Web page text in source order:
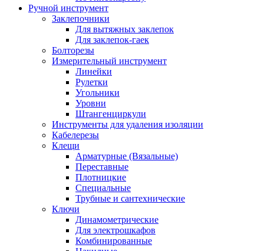
Ручной инструмент
Заклепочники
Для вытяжных заклепок
Для заклепок-гаек
Болторезы
Измерительный инструмент
Линейки
Рулетки
Угольники
Уровни
Штангенциркули
Инструменты для удаления изоляции
Кабелерезы
Клещи
Арматурные (Вязальные)
Переставные
Плотницкие
Специальные
Трубные и сантехнические
Ключи
Динамометрические
Для электрошкафов
Комбинированные